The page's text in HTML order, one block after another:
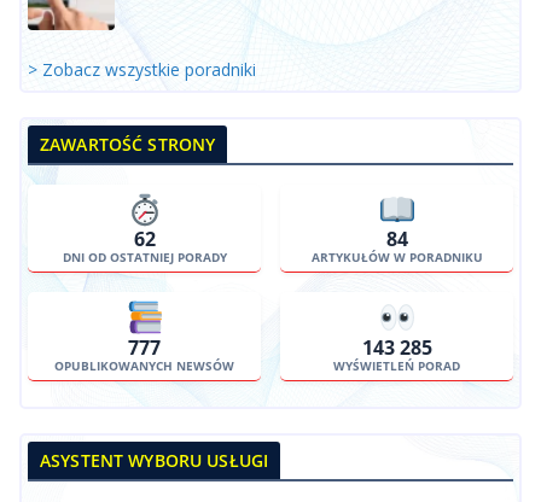
> Zobacz wszystkie poradniki
ZAWARTOŚĆ STRONY
62
DNI OD OSTATNIEJ PORADY
84
ARTYKUŁÓW W PORADNIKU
777
OPUBLIKOWANYCH NEWSÓW
143 285
WYŚWIETLEŃ PORAD
ASYSTENT WYBORU USŁUGI